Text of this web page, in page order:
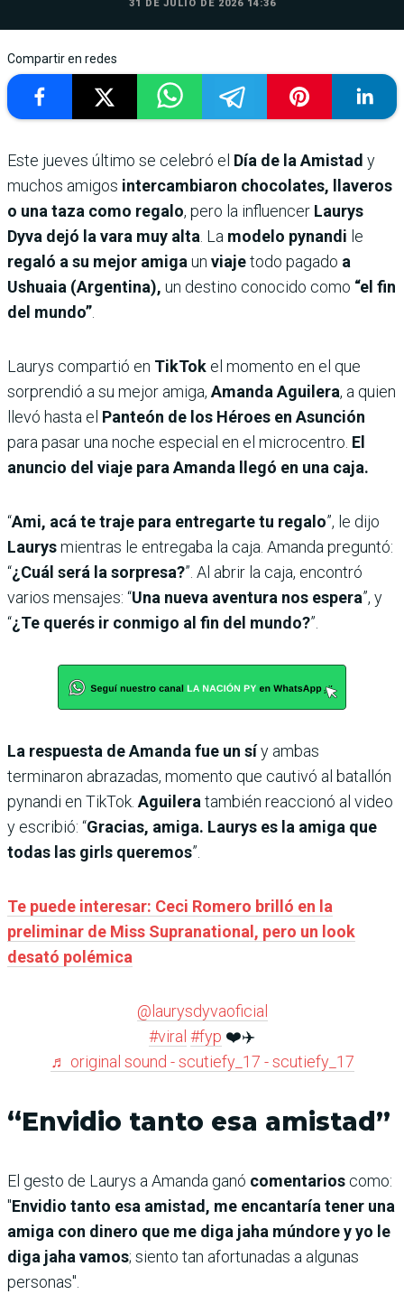
31 DE JULIO DE 2026 14:36
Compartir en redes
Este jueves último se celebró el Día de la Amistad y
muchos amigos intercambiaron chocolates, llaveros
o una taza como regalo, pero la influencer Laurys
Dyva dejó la vara muy alta. La modelo pynandi le
regaló a su mejor amigaun viajetodo pagado a
Ushuaia (Argentina), un destino conocido como “el fin
del mundo”.
Laurys compartió en TikTok el momento en el que
sorprendió a su mejor amiga, Amanda Aguilera, a quien
llevó hasta el Panteón de los Héroes en Asunción
para pasar una noche especial en el microcentro. El
anuncio del viaje para Amanda llegó en una caja.
“Ami, acá te traje para entregarte tu regalo”, le dijo
Laurysmientras le entregaba la caja. Amanda preguntó:
“¿Cuál será la sorpresa?”. Al abrir la caja, encontró
varios mensajes: “Una nueva aventura nos espera”, y
“¿Te querés ir conmigo al fin del mundo?”.
La respuesta de Amanda fue un síy ambas
terminaron abrazadas, momento que cautivó al batallón
pynandi en TikTok. Aguileratambién reaccionó al video
y escribió: “Gracias, amiga. Laurys es la amiga que
todas las girls queremos”.
Te puede interesar: Ceci Romero brilló en la
preliminar de Miss Supranational, pero un look
desató polémica
@laurysdyvaoficial
#viral #fyp ❤️✈️
♬ original sound - scutiefy_17 - scutiefy_17
“Envidio tanto esa amistad”
El gesto de Laurys a Amanda ganó comentarios como:
"Envidio tanto esa amistad, me encantaría tener una
amiga con dinero que me diga jaha múndore y yo le
diga jaha vamos; siento tan afortunadas a algunas
personas".